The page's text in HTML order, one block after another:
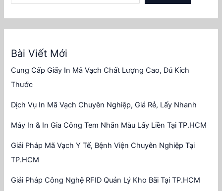
Bài Viết Mới
Cung Cấp Giấy In Mã Vạch Chất Lượng Cao, Đủ Kích
Thước
Dịch Vụ In Mã Vạch Chuyên Nghiệp, Giá Rẻ, Lấy Nhanh
Máy In & In Gia Công Tem Nhãn Màu Lấy Liền Tại TP.HCM
Giải Pháp Mã Vạch Y Tế, Bệnh Viện Chuyên Nghiệp Tại
TP.HCM
Giải Pháp Công Nghệ RFID Quản Lý Kho Bãi Tại TP.HCM